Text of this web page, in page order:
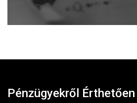
Pénzügyekről Érthetően